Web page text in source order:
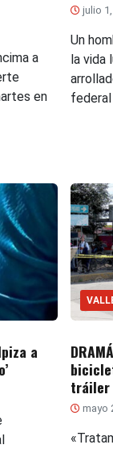
a
en
julio
Un
la vida
a
tráiler
mayo